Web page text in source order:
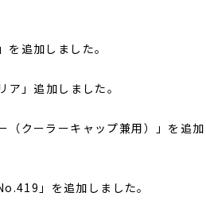
追加しました。
」追加しました。
（クーラーキャップ兼用）」を追加
」を追加しました。